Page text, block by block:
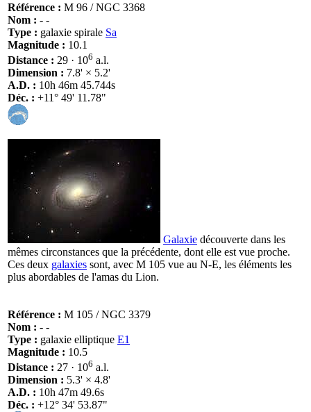
Référence : M 96 / NGC 3368
Nom : - -
Type : galaxie spirale Sa
Magnitude : 10.1
Distance : 29 · 106 a.l.
Dimension : 7.8' × 5.2'
A.D. : 10h 46m 45.744s
Déc. : +11° 49' 11.78"
Galaxie découverte dans les
mêmes circonstances que la précédente, dont elle est vue proche.
Ces deux galaxies sont, avec M 105 vue au N-E, les éléments les
plus abordables de l'amas du Lion.
Référence : M 105 / NGC 3379
Nom : - -
Type : galaxie elliptique E1
Magnitude : 10.5
Distance : 27 · 106 a.l.
Dimension : 5.3' × 4.8'
A.D. : 10h 47m 49.6s
Déc. : +12° 34' 53.87"